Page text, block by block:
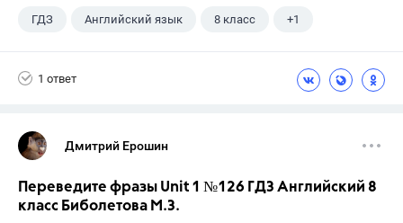
ГДЗ Английский язык 8 класс +1
1 ответ
Дмитрий Ерошин
Переведите фразы Unit 1 №126 ГДЗ Английский 8
класс Биболетова М.З.